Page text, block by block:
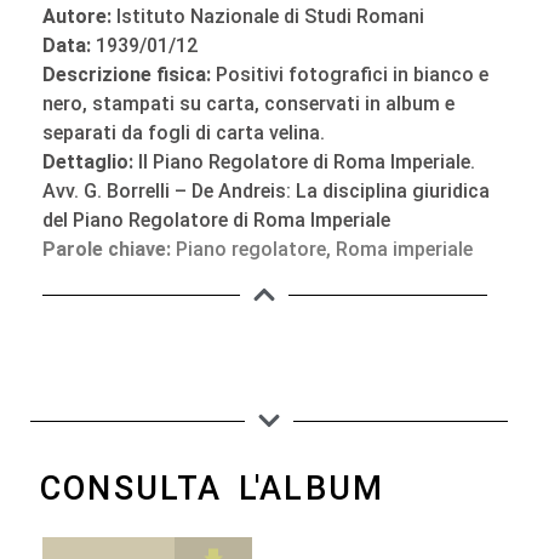
Autore: Istituto Nazionale di Studi Romani
Data: 1939/01/12
Descrizione fisica: Positivi fotografici in bianco e
nero, stampati su carta, conservati in album e
separati da fogli di carta velina.
Dettaglio: Il Piano Regolatore di Roma Imperiale.
Avv. G. Borrelli – De Andreis: La disciplina giuridica
del Piano Regolatore di Roma Imperiale
Parole chiave: Piano regolatore, Roma imperiale
CONSULTA L'ALBUM